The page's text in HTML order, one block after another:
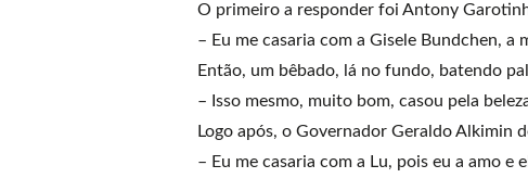
O primeiro a responder foi Antony
– Eu me casaria com a Gisele Bundchen, a
Então, um bêbado, lá no fundo, batendo
– Isso mesmo, muito bom, casou pela
Logo após, o Governador Geraldo Alkimin
– Eu me casaria com a Lu, pois eu a amo e